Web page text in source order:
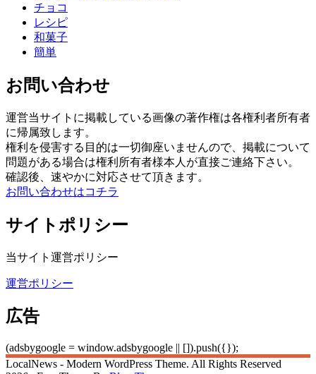
チョコ
レシピ
和菓子
簡単
お問い合わせ
運営当サイトに掲載している画像の著作権は各権利者所有者
に帰属致します。
権利を侵害する目的は一切御座いませんので、掲載について
問題がある場合は権利所有者様本人が直接ご連絡下さい。
確認後、速やかに対応させて頂きます。
お問い合わせはコチラ
サイトポリシー
当サイト運営ポリシー
運営ポリシー
広告
(adsbygoogle = window.adsbygoogle || []).push({});
LocalNews - Modern WordPress Theme. All Rights Reserved